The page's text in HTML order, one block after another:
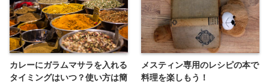
カレーにガラムマサラを入れる
タイミングはいつ？使い方は簡
メスティン専用のレシピの本で
料理を楽しもう！